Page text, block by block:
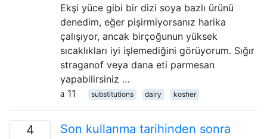
Ekşi yüce gibi bir dizi soya bazlı ürünü
denedim, eğer pişirmiyorsanız harika
çalışıyor, ancak birçoğunun yüksek
sıcaklıkları iyi işlemediğini görüyorum. Sığır
straganof veya dana eti parmesan
yapabilirsiniz …
11
substitutions dairy kosher
4
Son kullanma tarihinden sonra